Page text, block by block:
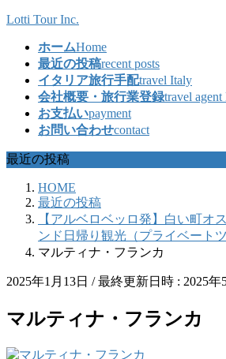
コ
ッ
プ
ナ
移
動
Lotti Tour Inc.
ホームHome
最近の投稿recent posts
イタリア旅行手配travel Italy
会社概要・旅行業登録travel agent
お支払いpayment
お問い合わせcontact
最近の投稿
HOME
最近の投稿
【アルベロベッロ発】白い町オ
ンド日帰り観光（プライベートツ
マルティナ・フランカ
2025年1月13日 / 最終更新日時 : 2025年
マルティナ・フランカ